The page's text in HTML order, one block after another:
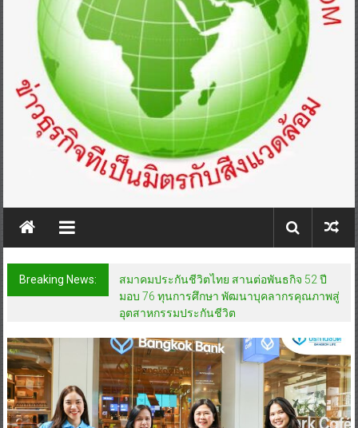
Breaking News:
สมาคมประกันชีวิตไทย สานต่อพันธกิจ 52 ปี
มอบ 76 ทุนการศึกษา พัฒนาบุคลากรคุณภาพสู่
อุตสาหกรรมประกันชีวิต